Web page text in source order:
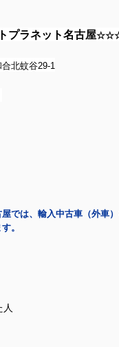
プラネット名古屋
北蚊谷29-1
では、輸入中古車（外車
。
人